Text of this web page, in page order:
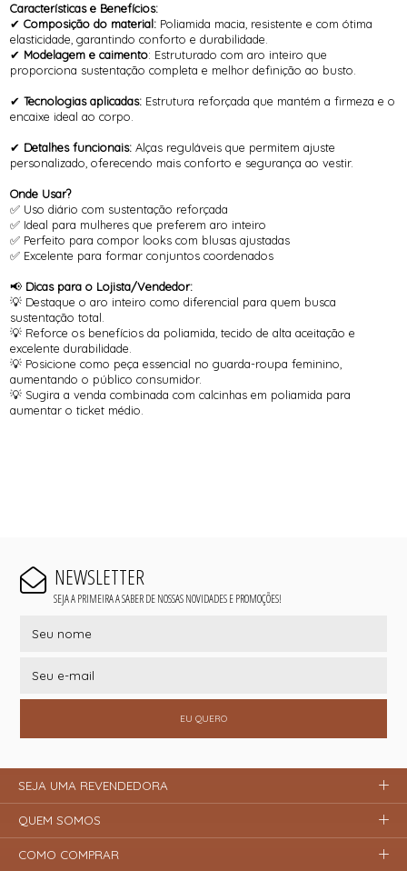
Características e Benefícios:
✔Composição do material: Poliamida macia, resistente e com ótima
elasticidade, garantindo conforto e durabilidade.
✔ Modelagem e caimento: Estruturado com aro inteiro que
proporciona sustentação completa e melhor definição ao busto.
✔Tecnologias aplicadas: Estrutura reforçada que mantém a firmeza e o
encaixe ideal ao corpo.
✔ Detalhes funcionais:Alças reguláveis que permitem ajuste
personalizado, oferecendo mais conforto e segurança ao vestir.
Onde Usar?
✅ Uso diário com sustentação reforçada
✅ Ideal para mulheres que preferem aro inteiro
✅ Perfeito para compor looks com blusas ajustadas
✅ Excelente para formar conjuntos coordenados
📢 Dicas para o Lojista/Vendedor:
💡 Destaque o aro inteiro como diferencial para quem busca
sustentação total.
💡 Reforce os benefícios da poliamida, tecido de alta aceitação e
excelente durabilidade.
💡 Posicione como peça essencial no guarda-roupa feminino,
aumentando o público consumidor.
💡 Sugira a venda combinada com calcinhas em poliamida para
aumentar o ticket médio.
NEWSLETTER
SEJA A PRIMEIRA A SABER DE NOSSAS NOVIDADES E PROMOÇÕES!
EU QUERO
SEJA UMA REVENDEDORA
QUEM SOMOS
COMO COMPRAR